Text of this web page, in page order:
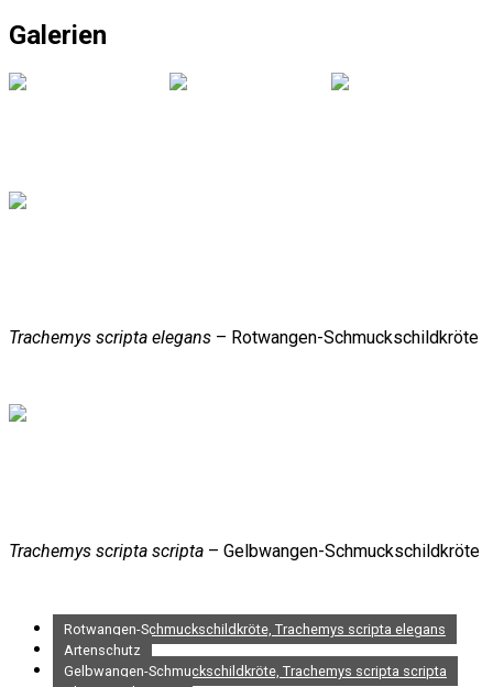
Galerien
Trachemys scripta elegans – Rotwangen-Schmuckschildkröte
Trachemys scripta scripta – Gelbwangen-Schmuckschildkröte
Rotwangen-Schmuckschildkröte, Trachemys scripta elegans
Artenschutz
Gelbwangen-Schmuckschildkröte, Trachemys scripta scripta